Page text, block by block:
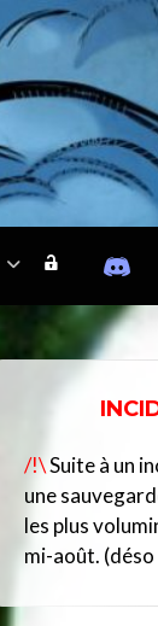
C
O
E
S
O
D
U
C
C
/!\Suite à un
une
les plus
mi-août.